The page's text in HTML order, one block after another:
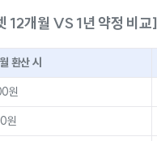
12개월 VS 1년 약정 비교]
환산 시
원
원